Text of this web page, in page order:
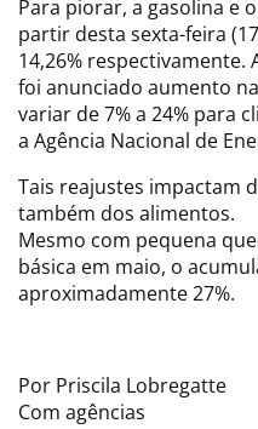
Para piorar, a gasolina e
partir desta sexta-feira
14,26%
foi anunciado aumento
variar de 7% a 24% para
a Agência Nacional de
Tais reajustes impactam
também dos alimentos.
Mesmo com pequena
básica em maio, o
aproximadamente 27%.
Por Priscila Lobregatte
Com agências